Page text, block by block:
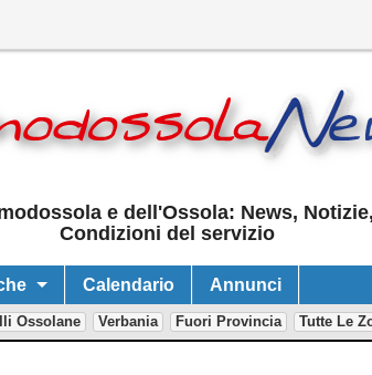
e dell'Ossola: News,
Condizioni del servizio
Calendario Annunci
Ossolane Verbania Fuori Provincia Tutte Le